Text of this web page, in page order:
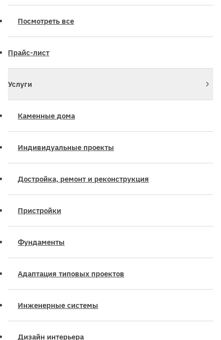
Посмотреть все
Прайс-лист
Услуги
Каменные дома
Индивидуальные проекты
Достройка, ремонт и реконструкция
Пристройки
Фундаменты
Адаптация типовых проектов
Инженерные системы
Дизайн интерьера